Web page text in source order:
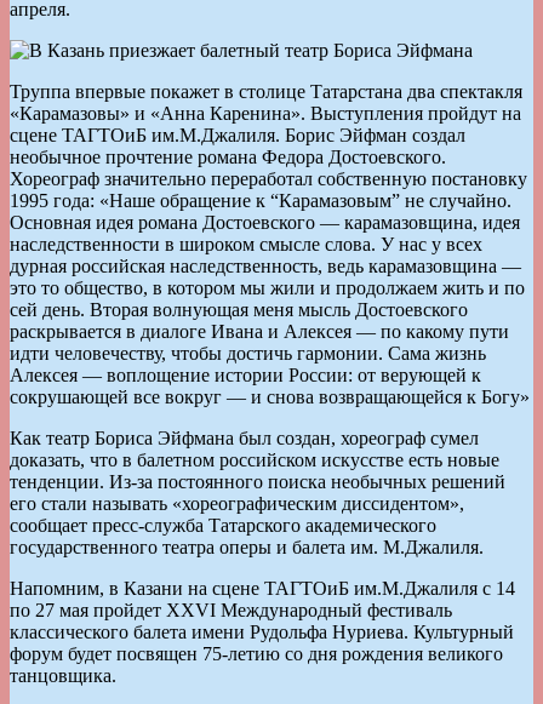
апреля.
Труппа впервые покажет в столице Татарстана два спектакля
«Карамазовы» и «Анна Каренина». Выступления пройдут на
сцене ТАГТОиБ им.М.Джалиля. Борис Эйфман создал
необычное прочтение романа Федора Достоевского.
Хореограф значительно переработал собственную постановку
1995 года: «Наше обращение к “Карамазовым” не случайно.
Основная идея романа Достоевского — карамазовщина, идея
наследственности в широком смысле слова. У нас у всех
дурная российская наследственность, ведь карамазовщина —
это то общество, в котором мы жили и продолжаем жить и по
сей день. Вторая волнующая меня мысль Достоевского
раскрывается в диалоге Ивана и Алексея — по какому пути
идти человечеству, чтобы достичь гармонии. Сама жизнь
Алексея — воплощение истории России: от верующей к
сокрушающей все вокруг — и снова возвращающейся к Богу»
Как театр Бориса Эйфмана был создан, хореограф сумел
доказать, что в балетном российском искусстве есть новые
тенденции. Из-за постоянного поиска необычных решений
его стали называть «хореографическим диссидентом»,
сообщает пресс-служба Татарского академического
государственного театра оперы и балета им. М.Джалиля.
Напомним, в Казани на сцене ТАГТОиБ им.М.Джалиля с 14
по 27 мая пройдет XXVI Международный фестиваль
классического балета имени Рудольфа Нуриева. Культурный
форум будет посвящен 75-летию со дня рождения великого
танцовщика.